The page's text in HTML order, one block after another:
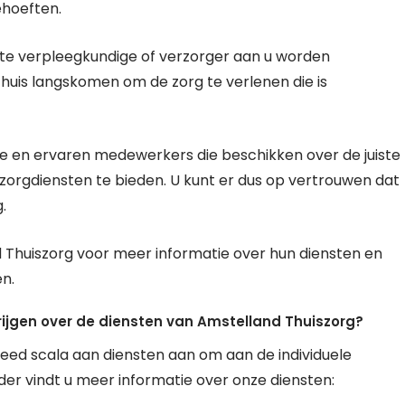
verpleegkundige of verzorger aan u worden
langskomen om de zorg te verlenen die is
ervaren medewerkers die beschikken over de juiste
te bieden. U kunt er dus op vertrouwen dat
voor meer informatie over hun diensten en
over de diensten van Amstelland Thuiszorg?
scala aan diensten aan om aan de individuele
vindt u meer informatie over onze diensten: